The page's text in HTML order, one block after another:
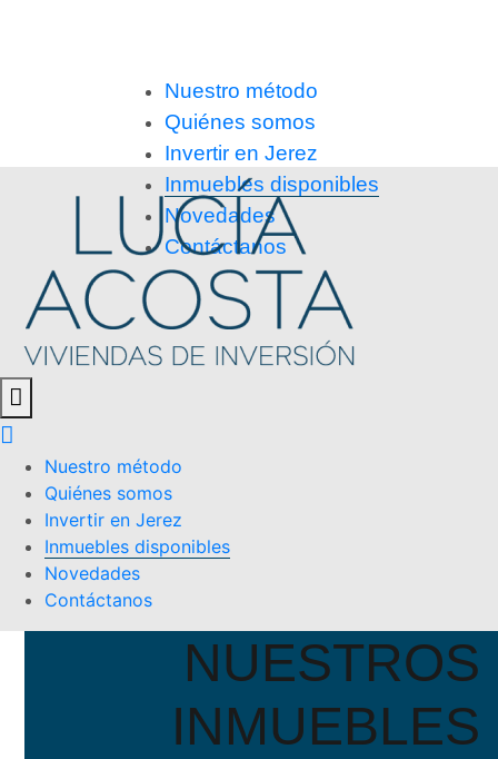
Nuestro método
Quiénes somos
Invertir en Jerez
Inmuebles disponibles
Novedades
Contáctanos
Nuestro método
Quiénes somos
Invertir en Jerez
Inmuebles disponibles
Novedades
Contáctanos
NUESTROS
INMUEBLES